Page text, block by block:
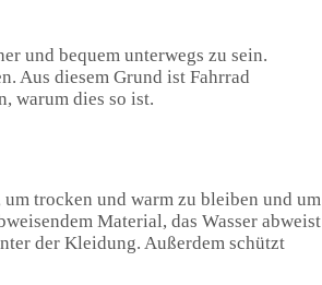
und bequem unterwegs zu sein.
Aus diesem Grund ist Fahrrad
warum dies so ist.
trocken und warm zu bleiben und um
Material, das Wasser abweist
der Kleidung. Außerdem schützt